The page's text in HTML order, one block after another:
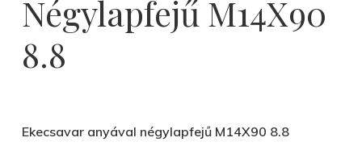
Négylapfejű M14X90
8.8
Ekecsavar anyával négylapfejű M14X90 8.8